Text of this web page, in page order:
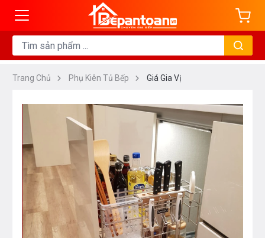
Trang Chủ Phụ Kiên Tủ Bếp Giá Gia Vị